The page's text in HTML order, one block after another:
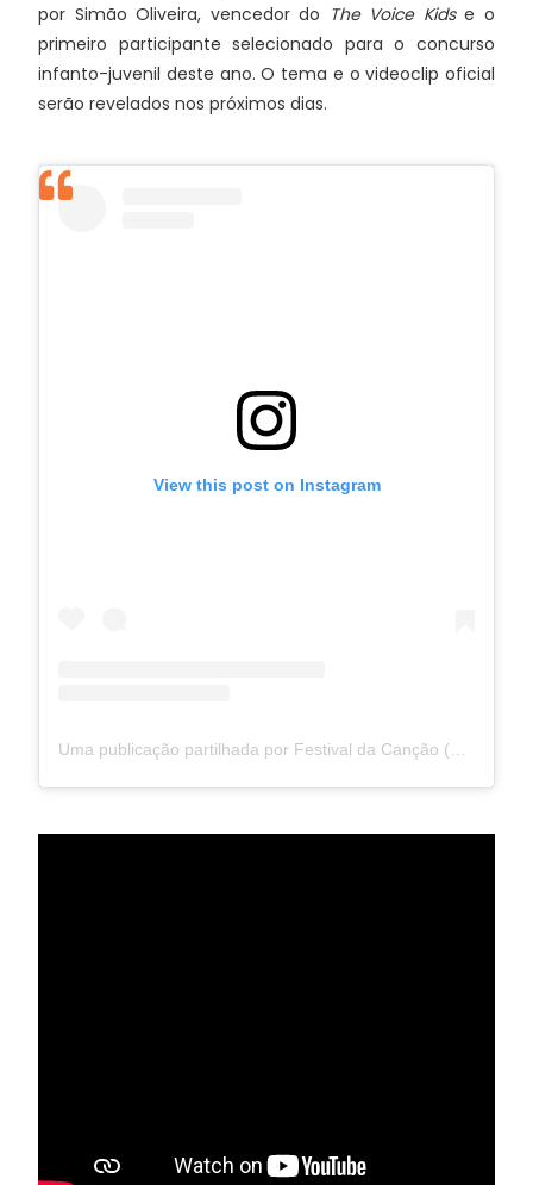
por Simão Oliveira, vencedor do The Voice Kidse o
primeiro participante selecionado para o concurso
infanto-juvenil deste ano. O tema e o videoclip oficial
serão revelados nos próximos dias.
View this post on Instagram